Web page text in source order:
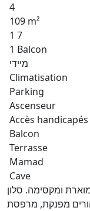
4
109 m²
1 7
1 Balcon
מיידי
Climatisation
Parking
Ascenseur
Accès handicapés
Balcon
Terrasse
Mamad
Cave
חדשה, מוארת ומקסימה. סלון
מפנקת, מרפסת